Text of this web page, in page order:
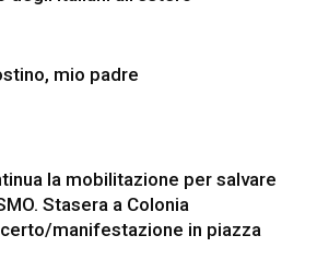
mio padre
la mobilitazione per salvare
Stasera a Colonia
manifestazione in piazza